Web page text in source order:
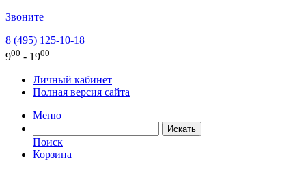
Звоните
8 (495) 125-10-18
900 - 1900
Личный кабинет
Полная версия сайта
Меню
Поиск
Корзина